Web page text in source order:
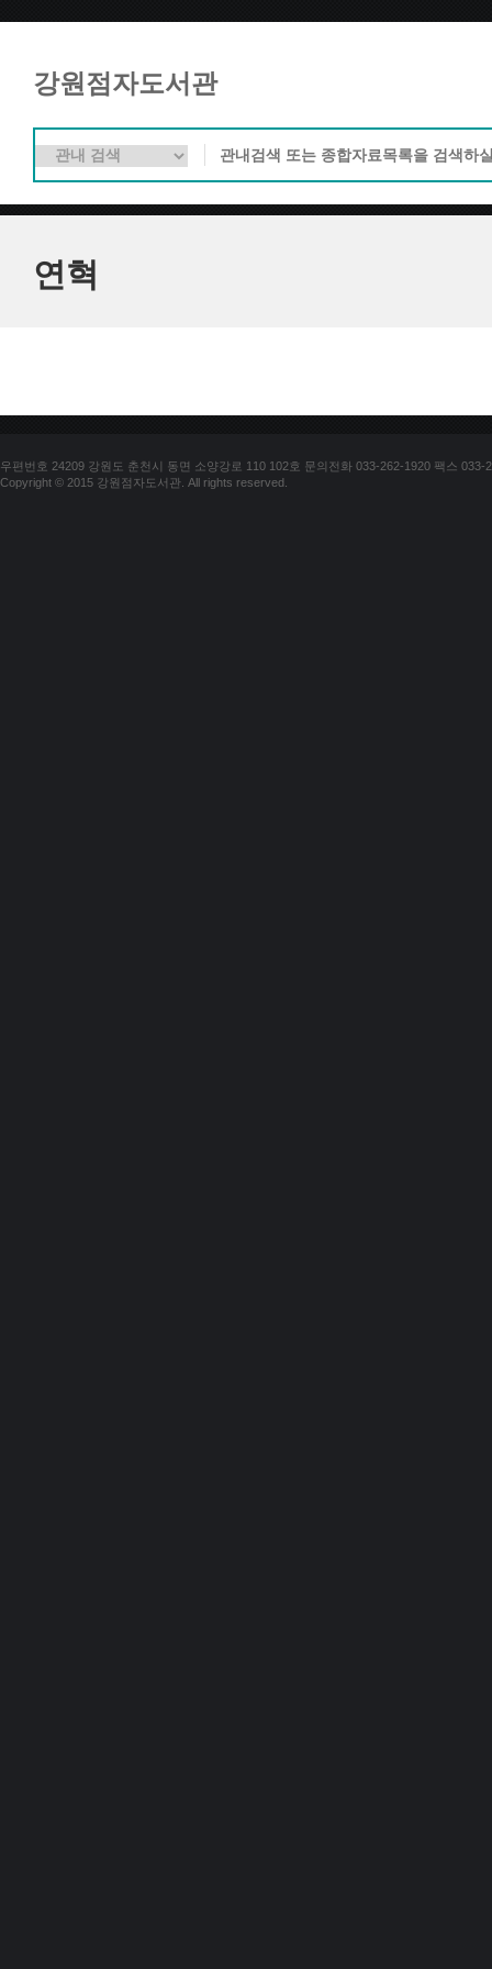
강원점자도서관
연혁
우편번호 24209 강원도 춘천시 동면 소양강로 110 102호 문의전화 033-262-1920 팩스 033-
Copyright © 2015 강원점자도서관. All rights reserved.